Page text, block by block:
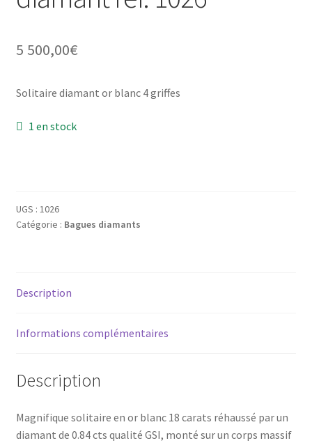
Mon compte
New products
Products
5 500,00€
Solitaire diamant or blanc 4 griffes
1 en stock
UGS : 1026
Catégorie : Bagues diamants
Description
Informations complémentaires
Description
Magnifique solitaire en or blanc 18 carats réhaussé par un
diamant de 0.84 cts qualité GSI, monté sur un corps massif